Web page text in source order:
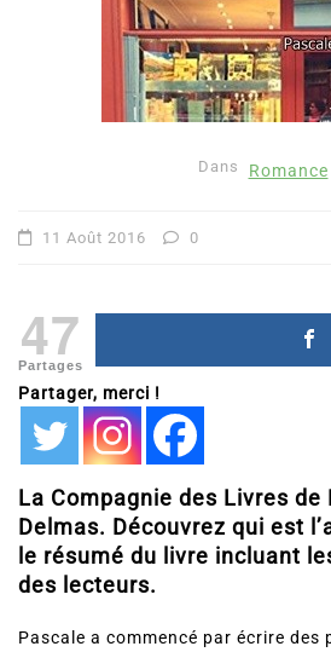
Dans Romance
11 Août 2016 0
47
Partages
Partager, merci !
La Compagnie des Livres de
Delmas. Découvrez qui est
le résumé du livre incluant
des lecteurs.
Pascale a commencé par écrire des